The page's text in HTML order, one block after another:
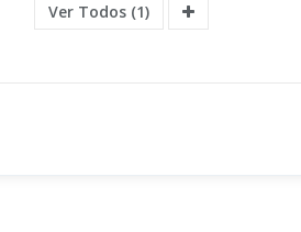
Ver Todos (1)